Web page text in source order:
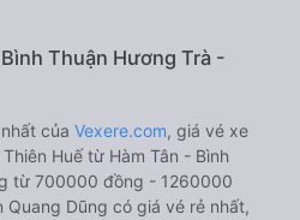
Thuận Hương Trà -
của Vexere.com, giá vé xe
Huế từ Hàm Tân - Bình
từ 700000 đồng - 1260000
Quang Dũng có giá vé rẻ nhất,